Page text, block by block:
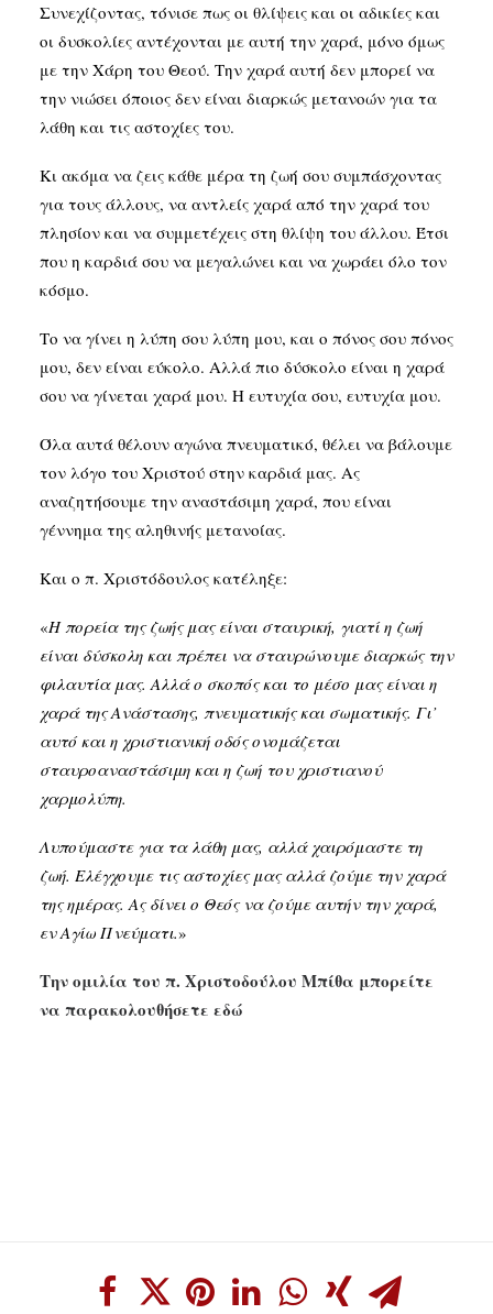
Συνεχίζοντας, τόνισε πως οι θλίψεις και οι αδικίες και
οι δυσκολίες αντέχονται με αυτή την χαρά, μόνο όμως
με την Χάρη του Θεού. Την χαρά αυτή δεν μπορεί να
την νιώσει όποιος δεν είναι διαρκώς μετανοών για τα
λάθη και τις αστοχίες του.
Κι ακόμα να ζεις κάθε μέρα τη ζωή σου συμπάσχοντας
για τους άλλους, να αντλείς χαρά από την χαρά του
πλησίον και να συμμετέχεις στη θλίψη του άλλου. Έτσι
που η καρδιά σου να μεγαλώνει και να χωράει όλο τον
κόσμο.
Το να γίνει η λύπη σου λύπη μου, και ο πόνος σου πόνος
μου, δεν είναι εύκολο. Αλλά πιο δύσκολο είναι η χαρά
σου να γίνεται χαρά μου. Η ευτυχία σου, ευτυχία μου.
Όλα αυτά θέλουν αγώνα πνευματικό, θέλει να βάλουμε
τον λόγο του Χριστού στην καρδιά μας. Ας
αναζητήσουμε την αναστάσιμη χαρά, που είναι
γέννημα της αληθινής μετανοίας.
Και ο π. Χριστόδουλος κατέληξε:
«Η πορεία της ζωής μας είναι σταυρική, γιατί η ζωή
είναι δύσκολη και πρέπει να σταυρώνουμε διαρκώς την
φιλαυτία μας. Αλλά ο σκοπός και το μέσο μας είναι η
χαρά της Ανάστασης, πνευματικής και σωματικής. Γι’
αυτό και η χριστιανική οδός ονομάζεται
σταυροαναστάσιμη και η ζωή του χριστιανού
χαρμολύπη.
Λυπούμαστε για τα λάθη μας, αλλά χαιρόμαστε τη
ζωή. Ελέγχουμε τις αστοχίες μας αλλά ζούμε την χαρά
της ημέρας. Ας δίνει ο Θεός να ζούμε αυτήν την χαρά,
εν Αγίω Πνεύματι.»
Την ομιλία του π. Χριστοδούλου Μπίθα μπορείτε
να παρακολουθήσετε εδώ